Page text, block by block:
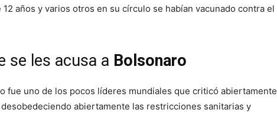
años y varios otros en su círculo se habían vacunado contra el
se les acusa a Bolsonaro
fue uno de los pocos líderes mundiales que criticó abiertamente
desobedeciendo abiertamente las restricciones sanitarias y